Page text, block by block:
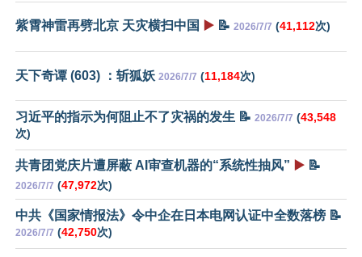
紫霄神雷再劈北京 天灾横扫中国 ▶️ 📝 2026/7/7 (41,112次)
天下奇谭 (603) ：斩狐妖 2026/7/7 (11,184次)
习近平的指示为何阻止不了灾祸的发生 📝 2026/7/7 (43,548
次)
共青团党庆片遭屏蔽 AI审查机器的“系统性抽风” ▶️ 📝
2026/7/7 (47,972次)
中共《国家情报法》令中企在日本电网认证中全数落榜 📝
2026/7/7 (42,750次)